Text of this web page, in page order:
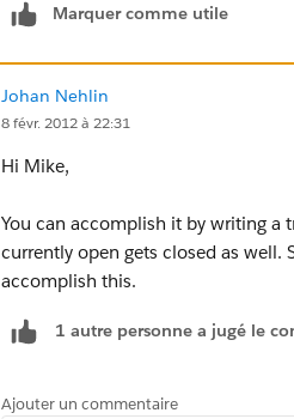
Marquer comme utile
Johan Nehlin
8 févr. 2012 à 22:31
Hi Mike,
You can accomplish it by writing a
currently open gets closed as well.
accomplish this.
1 autre personne a jugé le
Ajouter un commentaire